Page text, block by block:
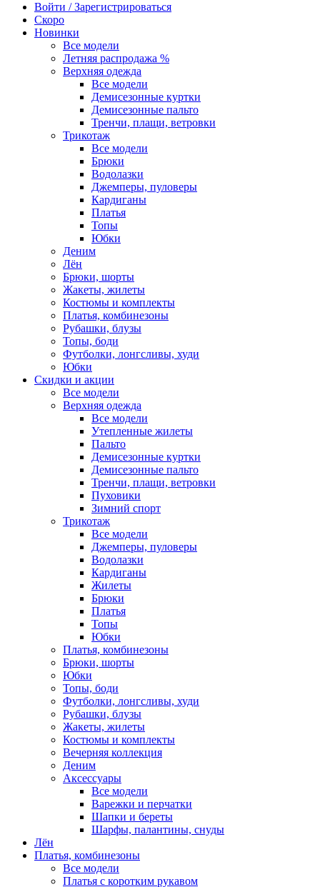
Войти / Зарегистрироваться
Скоро
Новинки
Все модели
Летняя распродажа %
Верхняя одежда
Все модели
Демисезонные куртки
Демисезонные пальто
Тренчи, плащи, ветровки
Трикотаж
Все модели
Брюки
Водолазки
Джемперы, пуловеры
Кардиганы
Платья
Топы
Юбки
Деним
Лён
Брюки, шорты
Жакеты, жилеты
Костюмы и комплекты
Платья, комбинезоны
Рубашки, блузы
Топы, боди
Футболки, лонгсливы, худи
Юбки
Скидки и акции
Все модели
Верхняя одежда
Все модели
Утепленные жилеты
Пальто
Демисезонные куртки
Демисезонные пальто
Тренчи, плащи, ветровки
Пуховики
Зимний спорт
Трикотаж
Все модели
Джемперы, пуловеры
Водолазки
Кардиганы
Жилеты
Брюки
Платья
Топы
Юбки
Платья, комбинезоны
Брюки, шорты
Юбки
Топы, боди
Футболки, лонгсливы, худи
Рубашки, блузы
Жакеты, жилеты
Костюмы и комплекты
Вечерняя коллекция
Деним
Аксессуары
Все модели
Варежки и перчатки
Шапки и береты
Шарфы, палантины, снуды
Лён
Платья, комбинезоны
Все модели
Платья с коротким рукавом